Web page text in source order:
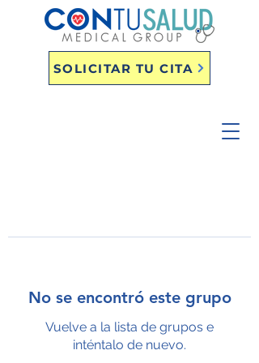
SOLICITAR TU CITA
No se encontró este grupo
Vuelve a la lista de grupos e
inténtalo de nuevo.